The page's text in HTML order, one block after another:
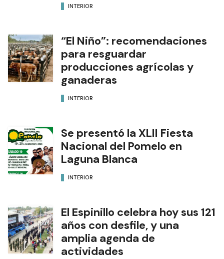
INTERIOR
“El Niño”: recomendaciones
para resguardar
producciones agrícolas y
ganaderas
INTERIOR
Se presentó la XLII Fiesta
Nacional del Pomelo en
Laguna Blanca
INTERIOR
El Espinillo celebra hoy sus 121
años con desfile, y una
amplia agenda de
actividades